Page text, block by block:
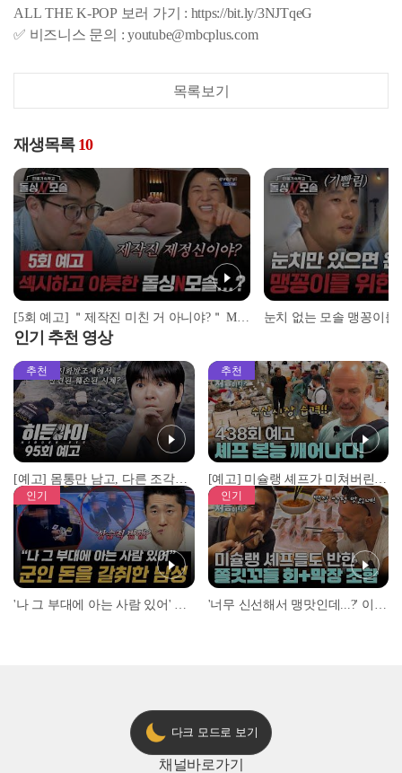
ALL THE K-POP 보러 가기 : https://bit.ly/3NJTqeG
✅ 비즈니스 문의 : youtube@mbcplus.com
목록보기
재생목록 10
[5회 예고] ＂제작진 미친 거 아니야?＂ MC 넉살이 극대노한 레전드 수업 | ＜돌싱N모솔＞ 5월 12일 (화) 밤 10시 MBC every1
인기 추천 영상
추천
[예고] 몸통만 남고, 다른 조각은 어디에..? 시화호에서 드러난 충격적인 토막 살인사건!
추천
[예고] 미슐랭 셰프가 미쳐버린 이유! 본능이 깨어난 사건은?
인기 인기
다크 모드로 보기
채널바로가기